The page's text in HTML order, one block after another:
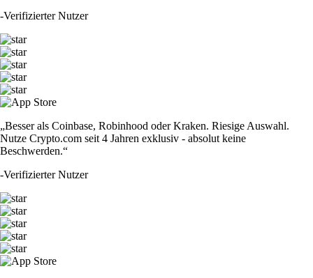
-Verifizierter Nutzer
„Besser als Coinbase, Robinhood oder Kraken. Riesige Auswahl.
Nutze Crypto.com seit 4 Jahren exklusiv - absolut keine
Beschwerden.“
-Verifizierter Nutzer